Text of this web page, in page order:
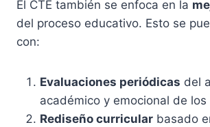
El CTE también se enfoca en la
del proceso educativo. Esto se
con:
Evaluaciones periódicas del
académico y emocional de
Rediseño curricular basado